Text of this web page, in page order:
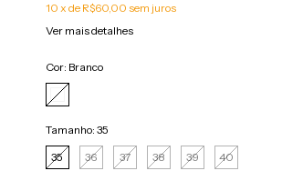
10 x de R$60,00 sem juros
Ver mais detalhes
Cor: Branco
Tamanho: 35
35
36 37 38 39 40